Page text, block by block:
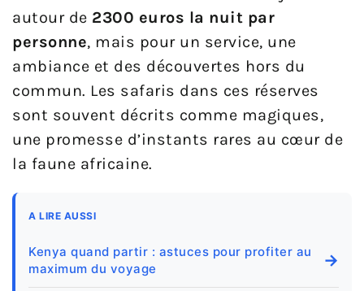
autour de 2300 euros la nuit par
personne, mais pour un service, une
ambiance et des découvertes hors du
commun. Les safaris dans ces réserves
sont souvent décrits comme magiques,
une promesse d’instants rares au cœur de
la faune africaine.
A LIRE AUSSI
Kenya quand partir : astuces pour profiter au
maximum du voyage
→